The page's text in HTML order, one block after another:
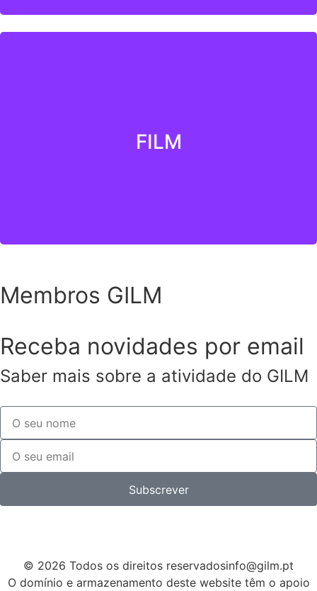
FILM
Saber Mais
Membros GILM
Receba novidades por email
Saber mais sobre a atividade do GILM
Subscrever
© 2026 Todos os direitos reservadosinfo@gilm.pt
O domínio e armazenamento deste website têm o apoio